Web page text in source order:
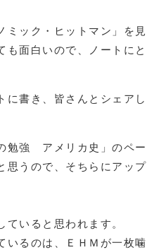
ミック・ヒットマン」を見
も面白いので、ノートにと
に書き、皆さんとシェアし
勉強 アメリカ史」のペー
思うので、そちらにアップ
いると思われます。
いるのは、ＥＨＭが一枚噛